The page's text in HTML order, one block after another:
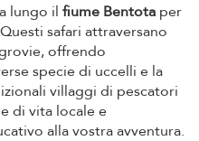
lungo il fiume Bentota per
safari attraversano
offrendo
specie di uccelli e la
villaggi di pescatori
di vita locale e
alla vostra avventura.